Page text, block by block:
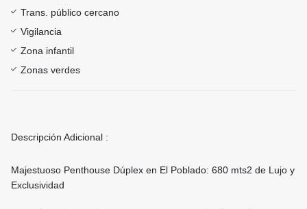
Trans. público cercano
Vigilancia
Zona infantil
Zonas verdes
Descripción Adicional :
Majestuoso Penthouse Dúplex en El Poblado: 680 mts2 de Lujo y
Exclusividad